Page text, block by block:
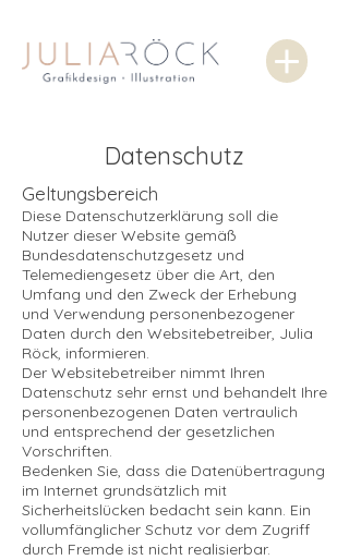
Datenschutz
Geltungsbereich
Diese Datenschutzerklärung soll die
Nutzer dieser Website gemäß
Bundesdatenschutzgesetz und
Telemediengesetz über die Art, den
Umfang und den Zweck der Erhebung
und Verwendung personenbezogener
Daten durch den Websitebetreiber, Julia
Röck, informieren.
Der Websitebetreiber nimmt Ihren
Datenschutz sehr ernst und behandelt Ihre
personenbezogenen Daten vertraulich
und entsprechend der gesetzlichen
Vorschriften.
Bedenken Sie, dass die Datenübertragung
im Internet grundsätzlich mit
Sicherheitslücken bedacht sein kann. Ein
vollumfänglicher Schutz vor dem Zugriff
durch Fremde ist nicht realisierbar.